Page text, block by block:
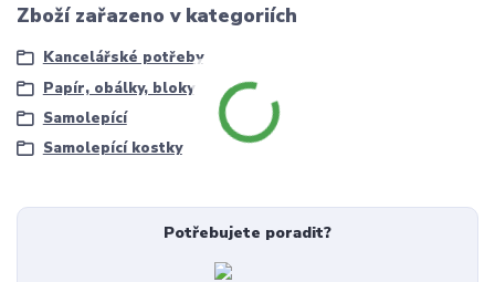
Zboží zařazeno v kategoriích
Kancelářské potřeby
Papír, obálky, bloky
Samolepící
Samolepící kostky
Potřebujete poradit?